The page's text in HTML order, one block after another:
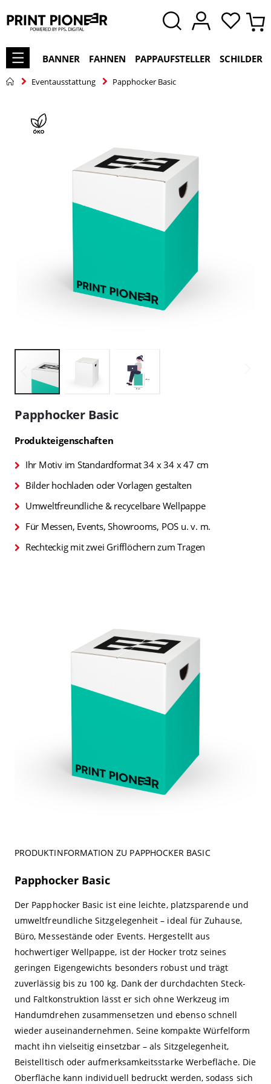
BANNER FAHNEN PAPPAUFSTELLER SCHILDER
Eventausstattung Papphocker Basic
Ende
Anfang
der
springen
Papphocker Basic
Produkteigenschaften
Ihr Motiv im Standardformat 34 x 34 x 47 cm
Bilder hochladen oder Vorlagen gestalten
Umweltfreundliche & recycelbare Wellpappe
Für Messen, Events, Showrooms, POS u. v. m.
Rechteckig mit zwei Grifflöchern zum Tragen
PRODUKTINFORMATION ZU PAPPHOCKER BASIC
Papphocker Basic
Der Papphocker Basic ist eine leichte, platzsparende und
umweltfreundliche Sitzgelegenheit – ideal für Zuhause,
Büro, Messestände oder Events. Hergestellt aus
hochwertiger Wellpappe, ist der Hocker trotz seines
geringen Eigengewichts besonders robust und trägt
zuverlässig bis zu 100 kg. Dank der durchdachten Steck-
und Faltkonstruktion lässt er sich ohne Werkzeug im
Handumdrehen zusammensetzen und ebenso schnell
wieder auseinandernehmen. Seine kompakte Würfelform
macht ihn vielseitig einsetzbar – als Sitzgelegenheit,
Beistelltisch oder aufmerksamkeitsstarke Werbefläche. Die
Oberfläche kann individuell bedruckt werden, sodass sich